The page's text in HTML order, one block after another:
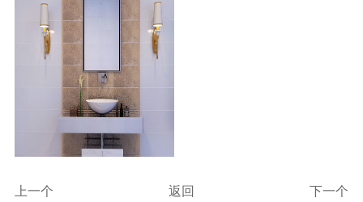
上一个 下一个
返回